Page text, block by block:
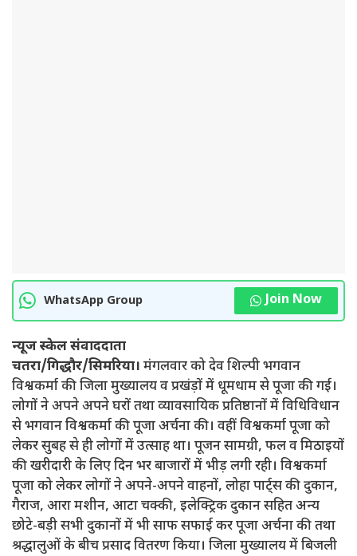
WhatsApp Group Join Now
न्यूज स्केल संवाददाता
चतरा/गिद्धौर/सिमरिया। मंगलवार को देव शिल्पी भगवान
विश्वकर्मा की जिला मुख्यालय व प्रखंड़ों में धूमधाम से पूजा की गई।
लोगों ने अपने अपने घरों तथा व्यावसायिक प्रतिष्ठानों में विधिविधान
से भगवान विश्वकर्मा की पूजा अर्चना की। वहीं विश्वकर्मा पूजा को
लेकर सुबह से ही लोगों में उत्साह था। पूजन सामग्री, फल व मिठाइयों
की खरीदारी के लिए दिन भर बाजारों में भीड़ लगी रही। विश्वकर्मा
पूजा को लेकर लोगों ने अपने-अपने वाहनों, लोहा पा‌र्ट्स की दुकान,
गैराज, आरा मशीन, आटा चक्की, इलेक्ट्रिक दुकान सहित अन्य
छोटे-बड़ी सभी दुकानों में भी साफ सफाई कर पूजा अर्चना की तथा
श्रद्धालुओं के बीच प्रसाद वितरण किया। जिला मुख्यालय में बिजली